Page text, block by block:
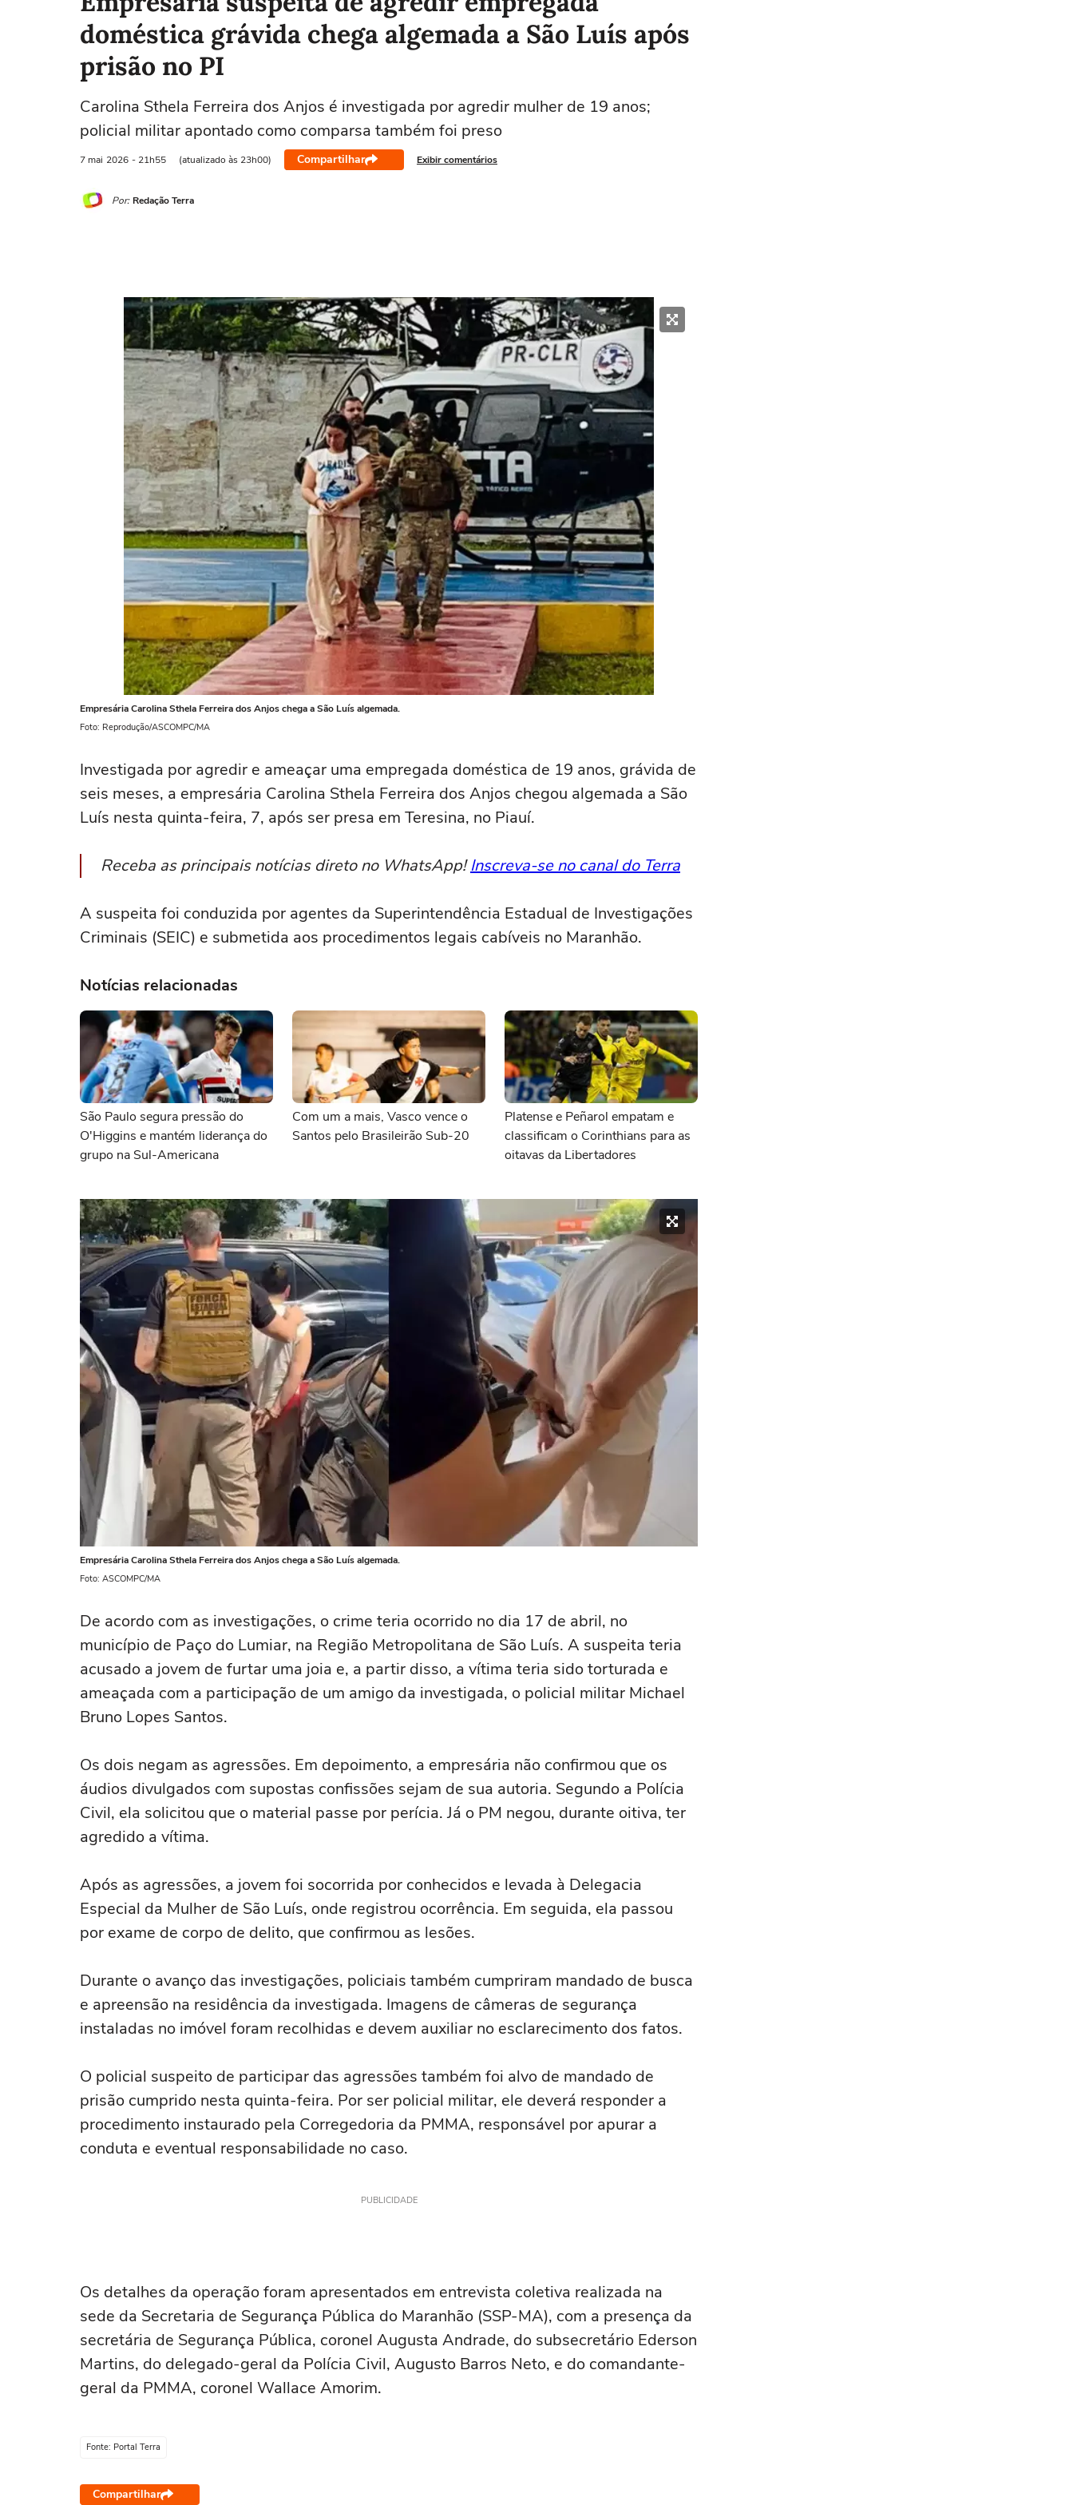
doméstica grávida chega algemada a São Luís após
prisão no PI
Carolina Sthela Ferreira dos Anjos é investigada por agredir mulher de 19 anos;
policial militar apontado como comparsa também foi preso
7 mai 2026 - 21h55 (atualizado às 23h00) Compartilhar Exibir comentários
Por: Redação Terra
Empresária Carolina Sthela Ferreira dos Anjos chega a São Luís algemada.
Foto: Reprodução/ASCOMPC/MA
Investigada por agredir e ameaçar uma empregada doméstica de 19 anos, grávida de
seis meses, a empresária Carolina Sthela Ferreira dos Anjos chegou algemada a São
Luís nesta quinta-feira, 7, após ser presa em Teresina, no Piauí.
Receba as principais notícias direto no WhatsApp!Inscreva-se no canal do Terra
A suspeita foi conduzida por agentes da Superintendência Estadual de Investigações
Criminais (SEIC) e submetida aos procedimentos legais cabíveis no Maranhão.
Notícias relacionadas
São Paulo segura pressão do
O'Higgins e mantém liderança do
grupo na Sul-Americana
Com um a mais, Vasco vence o
Santos pelo Brasileirão Sub-20
Platense e Peñarol empatam e
classificam o Corinthians para as
oitavas da Libertadores
Empresária Carolina Sthela Ferreira dos Anjos chega a São Luís algemada.
Foto: ASCOMPC/MA
De acordo com as investigações, o crime teria ocorrido no dia 17 de abril, no
município de Paço do Lumiar, na Região Metropolitana de São Luís. A suspeita teria
acusado a jovem de furtar uma joia e, a partir disso, a vítima teria sido torturada e
ameaçada com a participação de um amigo da investigada, o policial militar Michael
Bruno Lopes Santos.
Os dois negam as agressões. Em depoimento, a empresária não confirmou que os
áudios divulgados com supostas confissões sejam de sua autoria. Segundo a Polícia
Civil, ela solicitou que o material passe por perícia. Já o PM negou, durante oitiva, ter
agredido a vítima.
Após as agressões, a jovem foi socorrida por conhecidos e levada à Delegacia
Especial da Mulher de São Luís, onde registrou ocorrência. Em seguida, ela passou
por exame de corpo de delito, que confirmou as lesões.
Durante o avanço das investigações, policiais também cumpriram mandado de busca
e apreensão na residência da investigada. Imagens de câmeras de segurança
instaladas no imóvel foram recolhidas e devem auxiliar no esclarecimento dos fatos.
O policial suspeito de participar das agressões também foi alvo de mandado de
prisão cumprido nesta quinta-feira. Por ser policial militar, ele deverá responder a
procedimento instaurado pela Corregedoria da PMMA, responsável por apurar a
conduta e eventual responsabilidade no caso.
PUBLICIDADE
Os detalhes da operação foram apresentados em entrevista coletiva realizada na
sede da Secretaria de Segurança Pública do Maranhão (SSP-MA), com a presença da
secretária de Segurança Pública, coronel Augusta Andrade, do subsecretário Ederson
Martins, do delegado-geral da Polícia Civil, Augusto Barros Neto, e do comandante-
geral da PMMA, coronel Wallace Amorim.
Fonte: Portal Terra
Compartilhar